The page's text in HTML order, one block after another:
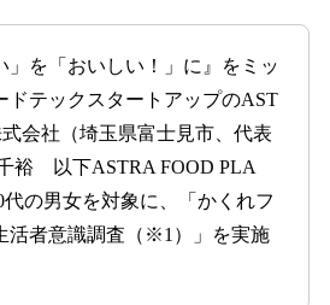
を「おいしい！」に』をミッ
ドテックスタートアップのAST
会社（埼玉県富士見市、代表
裕 以下ASTRA FOOD PLA
の男女を対象に、「かくれフ
活者意識調査（※1）」を実施